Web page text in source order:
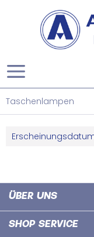
Taschenlampen
ÜBER UNS
SHOP SERVICE